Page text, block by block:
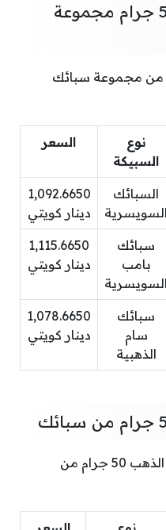
سعر سبيكة الذهب 50 جرام مجموعة
ذهب 50 جرام من مجموعة سبائك
نوع
السبيكة
السعر
السبائك
السويسرية
1,092.6650
دينار كويتي
سبائك
بامب
السويسرية
1,115.6650
دينار كويتي
سبائك
سام
الذهبية
1,078.6650
دينار كويتي
فيما يلي جدول بأسعار سبائك الذهب 50 جرام من